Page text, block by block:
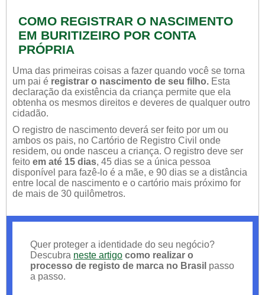
COMO REGISTRAR O NASCIMENTO
EM BURITIZEIRO POR CONTA
PRÓPRIA
Uma das primeiras coisas a fazer quando você se torna
um pai é registrar o nascimento de seu filho. Esta
declaração da existência da criança permite que ela
obtenha os mesmos direitos e deveres de qualquer outro
cidadão.
O registro de nascimento deverá ser feito por um ou
ambos os pais, no Cartório de Registro Civil onde
residem, ou onde nasceu a criança. O registro deve ser
feito em até 15 dias, 45 dias se a única pessoa
disponível para fazê-lo é a mãe, e 90 dias se a distância
entre local de nascimento e o cartório mais próximo for
de mais de 30 quilômetros.
Quer proteger a identidade do seu negócio?
Descubra neste artigo como realizar o
processo de registo de marca no Brasil passo
a passo.